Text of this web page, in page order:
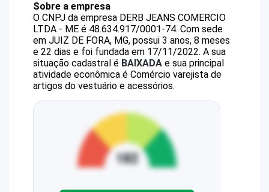
Sobre a empresa
O CNPJ da empresa DERB JEANS COMERCIO
LTDA - ME é 48.634.917/0001-74. Com sede
em JUIZ DE FORA, MG, possui 3 anos, 8 meses
e 22 dias e foi fundada em 17/11/2022. A sua
situação cadastral é BAIXADA e sua principal
atividade econômica é Comércio varejista de
artigos do vestuário e acessórios.